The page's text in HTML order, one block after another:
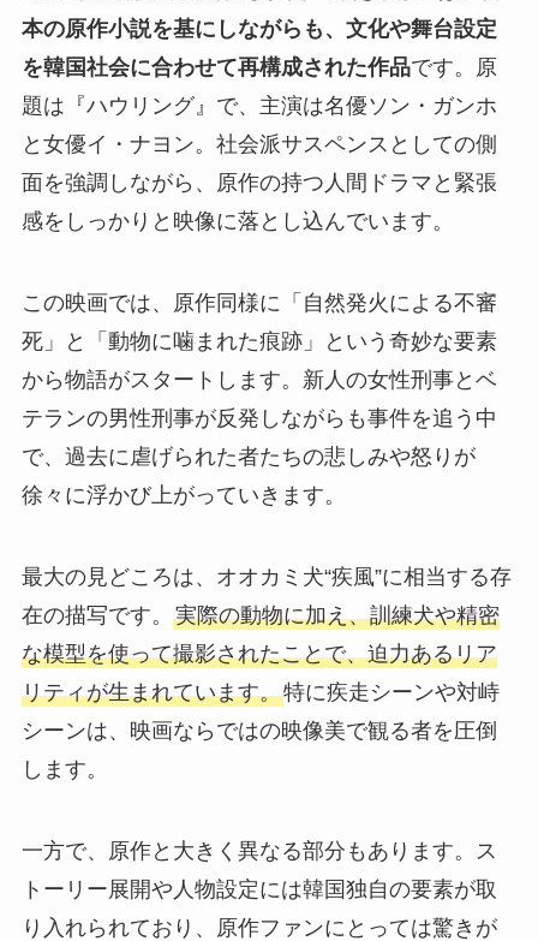
本の原作小説を基にしながらも、文化や舞台設定
を韓国社会に合わせて再構成された作品です。原
題は『ハウリング』で、主演は名優ソン・ガンホ
と女優イ・ナヨン。社会派サスペンスとしての側
面を強調しながら、原作の持つ人間ドラマと緊張
感をしっかりと映像に落とし込んでいます。
この映画では、原作同様に「自然発火による不審
死」と「動物に噛まれた痕跡」という奇妙な要素
から物語がスタートします。新人の女性刑事とベ
テランの男性刑事が反発しながらも事件を追う中
で、過去に虐げられた者たちの悲しみや怒りが
徐々に浮かび上がっていきます。
最大の見どころは、オオカミ犬“疾風”に相当する存
在の描写です。 実際の動物に加え、訓練犬や精密
な模型を使って撮影されたことで、迫力あるリア
リティが生まれています。特に疾走シーンや対峙
シーンは、映画ならではの映像美で観る者を圧倒
します。
一方で、原作と大きく異なる部分もあります。ス
トーリー展開や人物設定には韓国独自の要素が取
り入れられており、原作ファンにとっては驚きが